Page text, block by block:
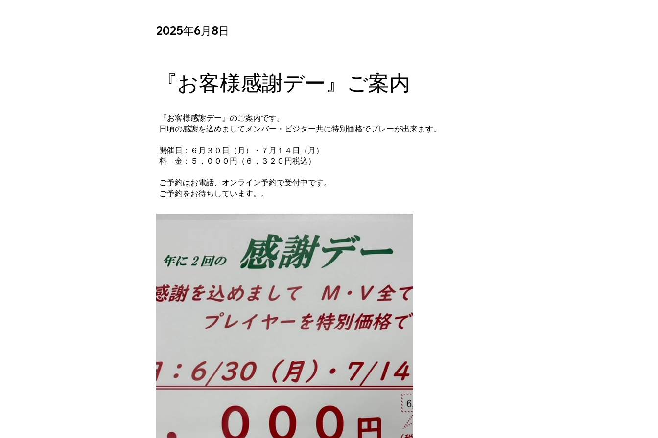
『お客様感謝デー』のご案内です。
日頃の感謝を込めましてメンバー・ビジター共に特別価格でプレーが出来ます。
開催日：６月３０日（月）・７月１４日（月）
料 金：５，０００円（６，３２０円税込）
ご予約はお電話、オンライン予約で受付中です。
ご予約をお待ちしています。。
2025年6月8日
『お客様感謝デー』ご案内